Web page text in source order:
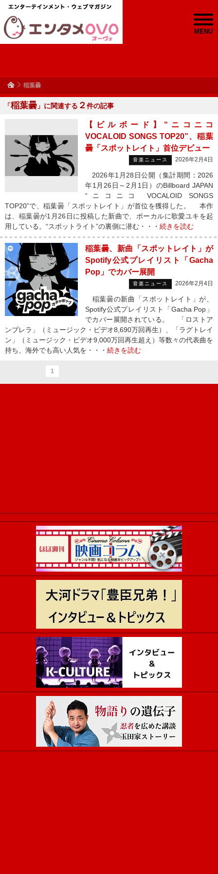
MENU
稲葉曇
「稲葉曇 」に関連する ２件の記事
【ビルボード】“ニコニコ
VOCALOID SONGS TOP20”、稲葉
曇「スポットレイト」首位デビュー
音楽ニュース 2026年2月4日
2026年1月28日公開（集計期間：2026
年1月26日～2月1日）のBillboard JAPAN
“ニコニコ VOCALOID SONGS
TOP20”で、稲葉曇「スポットレイト」が首位を獲得した。 本作
は、稲葉曇が1月26日に投稿した新曲で、ボーカルに歌愛ユキを起
用している。“スポットライト”の裏側に潜む・・・ 続きを読む
稲葉曇、新曲「スポットレイト」が
Spotify公式プレイリスト「Gacha
Pop」でカバー展開
音楽ニュース 2026年2月4日
稲葉曇の新曲「スポットレイト」が、
Spotify公式プレイリスト「Gacha Pop」
でカバー展開されている。 「ロストア
ンブレラ」（ミュージック・ビデオ8,690万回再生）、「ラグトレイ
ン」（ミュージック・ビデオ9,000万回再生超え）等数々の代表曲を
持ち、海外でも高い人気を・・・ 続きを読む
1